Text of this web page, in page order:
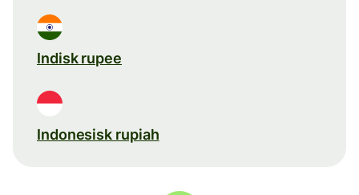
Indisk rupee
Indonesisk rupiah